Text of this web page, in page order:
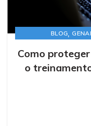
BLOG,GENAI
Como
o